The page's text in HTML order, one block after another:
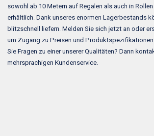
sowohl ab 10 Metern auf Regalen als auch in
erhältlich. Dank unseres enormen Lagerbestands
blitzschnell liefern. Melden Sie sich jetzt an oder
um Zugang zu Preisen und Produktspezifikationen
Sie Fragen zu einer unserer Qualitäten? Dann
mehrsprachigen Kundenservice.